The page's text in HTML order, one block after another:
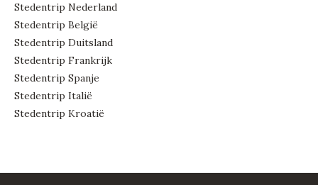
Stedentrip Nederland
Stedentrip België
Stedentrip Duitsland
Stedentrip Frankrijk
Stedentrip Spanje
Stedentrip Italië
Stedentrip Kroatië